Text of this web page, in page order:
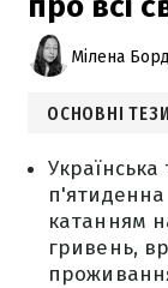
Мілена
ОСНОВНІ ТЕЗИ
п'ятиденна
катанням
гривень,